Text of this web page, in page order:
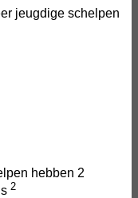
jeugdige schelpen
hebben 2
2